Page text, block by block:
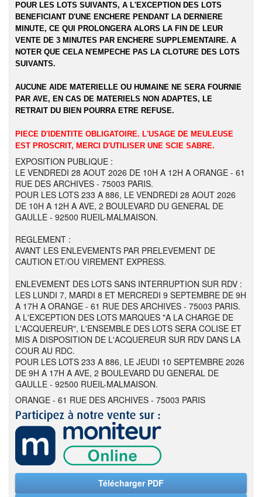
POUR LES LOTS SUIVANTS, A L'EXCEPTION DES LOTS
BENEFICIANT D'UNE ENCHERE PENDANT LA DERNIERE
MINUTE, CE QUI PROLONGERA ALORS LA FIN DE LEUR
VENTE DE 3 MINUTES PAR ENCHERE SUPPLEMENTAIRE. A
NOTER QUE CELA N'EMPECHE PAS LA CLOTURE DES LOTS
SUIVANTS.
AUCUNE AIDE MATERIELLE OU HUMAINE NE SERA FOURNIE
PAR AVE, EN CAS DE MATERIELS NON ADAPTES, LE
RETRAIT DU BIEN POURRA ETRE REFUSE.
PIECE D'IDENTITE OBLIGATOIRE. L'USAGE DE MEULEUSE
EST PROSCRIT, MERCI D'UTILISER UNE SCIE SABRE.
EXPOSITION PUBLIQUE :
LE VENDREDI 28 AOUT 2026 DE 10H A 12H A ORANGE - 61
RUE DES ARCHIVES - 75003 PARIS.
POUR LES LOTS 233 A 886, LE VENDREDI 28 AOUT 2026
DE 10H A 12H A AVE, 2 BOULEVARD DU GENERAL DE
GAULLE - 92500 RUEIL-MALMAISON.
REGLEMENT :
AVANT LES ENLEVEMENTS PAR PRELEVEMENT DE
CAUTION ET/OU VIREMENT EXPRESS.
ENLEVEMENT DES LOTS SANS INTERRUPTION SUR RDV :
LES LUNDI 7, MARDI 8 ET MERCREDI 9 SEPTEMBRE DE 9H
A 17H A ORANGE - 61 RUE DES ARCHIVES - 75003 PARIS.
A L'EXCEPTION DES LOTS MARQUES "A LA CHARGE DE
L'ACQUEREUR", L'ENSEMBLE DES LOTS SERA COLISE ET
MIS A DISPOSITION DE L'ACQUEREUR SUR RDV DANS LA
COUR AU RDC.
POUR LES LOTS 233 A 886, LE JEUDI 10 SEPTEMBRE 2026
DE 9H A 17H A AVE, 2 BOULEVARD DU GENERAL DE
GAULLE - 92500 RUEIL-MALMAISON.
ORANGE - 61 RUE DES ARCHIVES - 75003 PARIS
Télécharger PDF